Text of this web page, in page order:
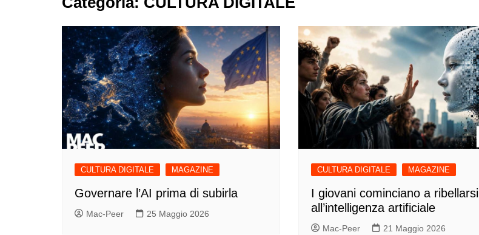
CULTURA DIGITALE MAGAZINE
Governare l’AI prima di subirla
Mac-Peer 25 Maggio 2026
CULTURA DIGITALE MAGAZINE
I giovani cominciano a ribellarsi
all’intelligenza artificiale
Mac-Peer 21 Maggio 2026